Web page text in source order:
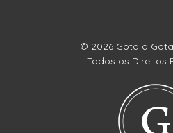
© 2026 Gota a
Todos os Direitos